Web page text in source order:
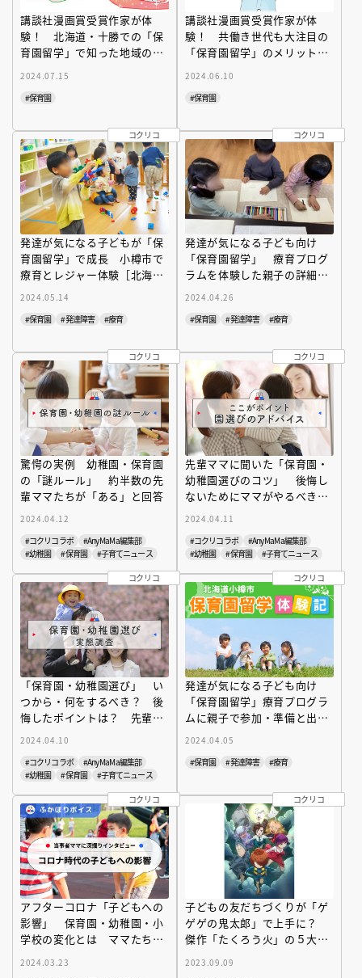
講談社漫画賞受賞作家が体
験！ 北海道・十勝での「保
育園留学」で知った地域の魅
2024.07.15
#保育園
講談社漫画賞受賞作家が体
験！ 共働き世代も大注目の
「保育園留学」のメリットと
2024.06.10
#保育園
コクリコ
発達が気になる子どもが「保
育園留学」で成長 小樽市で
療育とレジャー体験［北海
2024.05.14
#保育園
#発達障害 #療育
コクリコ
発達が気になる子ども向け
「保育園留学」 療育プログ
ラムを体験した親子の詳細報
2024.04.26
#保育園
#発達障害 #療育
コクリコ
驚愕の実例 幼稚園・保育園
の「謎ルール」 約半数の先
輩ママたちが「ある」と回答
2024.04.12
#コクリコラボ
#Any MaMa編集部
#幼稚園
#保育園 #子育てニュース
コクリコ
先輩ママに聞いた「保育園・
幼稚園選びのコツ」 後悔し
ないためにママがやるべきこ
と
2024.04.11
#コクリコラボ
#Any MaMa編集部
#幼稚園
#保育園
#子育てニュース
コクリコ
「保育園・幼稚園選び」 い
つから・何をするべき？ 後
悔したポイントは？ 先輩マ
マに聞いた「リアルな実態」
2024.04.10
#コクリコラボ
#Any MaMa編集部
#幼稚園
#保育園 #子育てニュース
コクリコ
発達が気になる子ども向け
「保育園留学」療育プログラ
ムに親子で参加・準備と出発
［北海道小樽市］
2024.04.05
#保育園
#発達障害 #療育
コクリコ
アフターコロナ「子どもへの
影響」 保育園・幼稚園・小
学校の変化とは ママたちの
2024.03.23
コクリコ
子どもの友だちづくりが「ゲ
ゲゲの鬼太郎」で上手に？
傑作「たくろう火」の５大ヒ
2023.09.09